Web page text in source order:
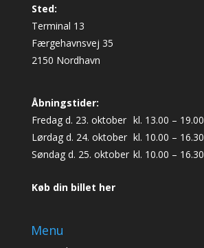
Sted:
Terminal 13
Færgehavnsvej 35
2150 Nordhavn
Åbningstider:
Fredag d. 23. oktober kl. 13.00 – 19.00
Lørdag d. 24. oktober kl. 10.00 – 16.30
Søndag d. 25. oktober kl. 10.00 – 16.30
Køb din billet her
Menu